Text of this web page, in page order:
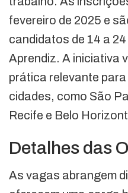
fevereiro de 2025 e
candidatos de 14 a
Aprendiz. A iniciativa
prática relevante
cidades, como São
Recife e Belo
Detalhes das
As vagas abrangem